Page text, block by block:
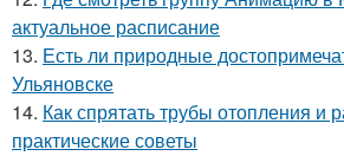
актуальное расписание
13. Есть ли природные
Ульяновске
14. Как спрятать трубы отопления и
практические советы